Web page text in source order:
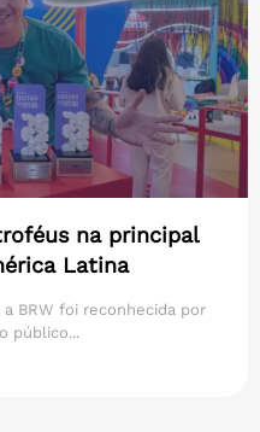
na principal
Latina
BRW foi reconhecida por
público...